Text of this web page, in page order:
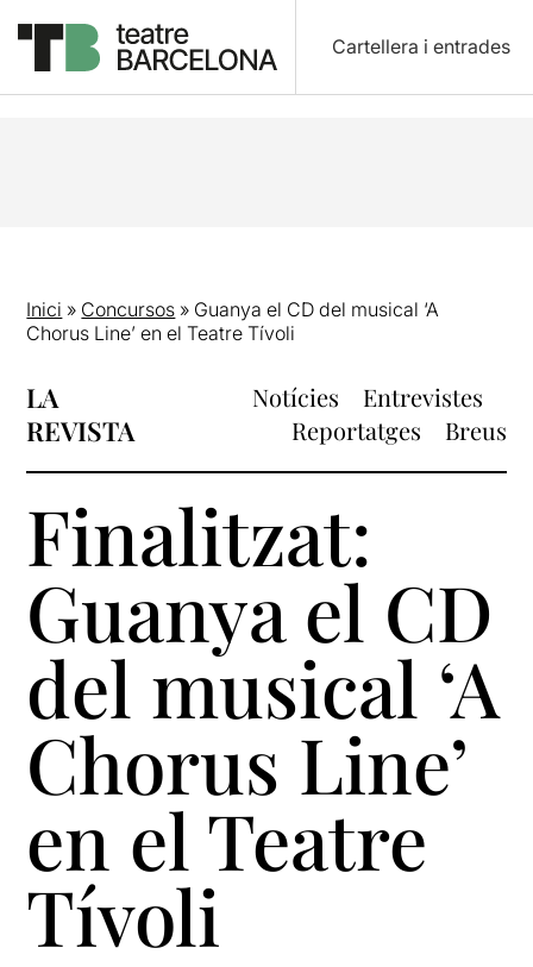
Cartellera i entrades
Inici » Concursos » Guanya el CD del musical ‘A
Chorus Line’ en el Teatre Tívoli
LA
REVISTA
Notícies
Entrevistes
Reportatges
Breus
Finalitzat:
Guanya el CD
del musical ‘A
Chorus Line’
en el Teatre
Tívoli